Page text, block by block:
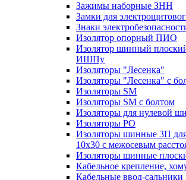
Зажимы наборные ЗНН
Замки для
Знаки
Изолятор опорный ПИО
Изолятор шинный
ИШПу
Изоляторы "Лесенка"
Изоляторы "Лесенка" с
Изоляторы SM
Изоляторы SM c болтом
Изоляторы для нулевой
Изоляторы РО
Изоляторы шинные 3П
10х30 с межосевым
Изоляторы шинные
Кабельное крепление,
Кабельные ввод-сальники